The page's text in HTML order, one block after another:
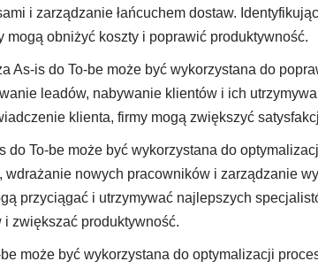
i zarządzanie łańcuchem dostaw.
mogą obniżyć koszty i poprawić produktywność.
As-is do To-be może być wykorzystana do
leadów, nabywanie klientów i ich
klienta, firmy mogą zwiększyć
do To-be może być wykorzystana do
wdrażanie nowych pracowników i zarządzanie
przyciągać i utrzymywać najlepszych
zwiększać produktywność.
może być wykorzystana do optymalizacji